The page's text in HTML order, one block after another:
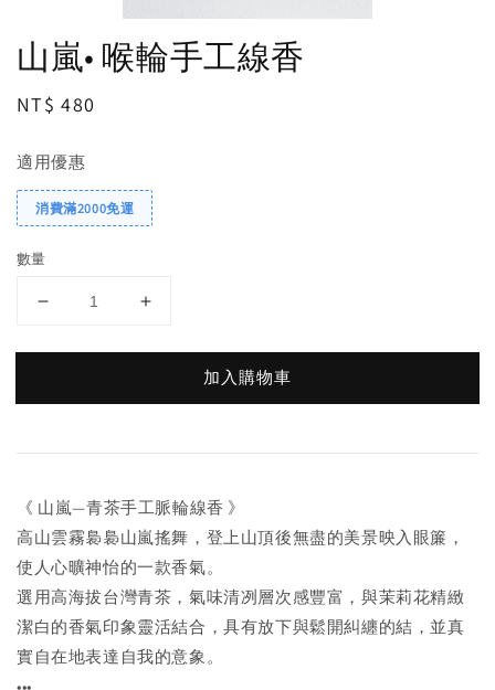
山嵐• 喉輪手工線香
Regular
NT$ 480
適用優惠
消費滿2000免運
數量
加入購物車
《 山嵐—青茶手工脈輪線香 》
高山雲霧裊裊山嵐搖舞，登上山頂後無盡的美景映入眼簾，
使人心曠神怡的一款香氣。
選用高海拔台灣青茶，氣味清冽層次感豐富，與茉莉花精緻
潔白的香氣印象靈活結合，具有放下與鬆開糾纏的結，並真
實自在地表達自我的意象。